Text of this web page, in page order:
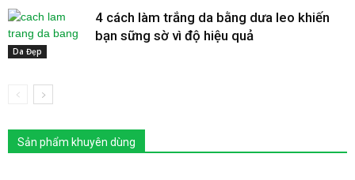
Da Đẹp
4 cách làm trắng da bằng dưa leo khiến
bạn sững sờ vì độ hiệu quả
Sản phẩm khuyên dùng